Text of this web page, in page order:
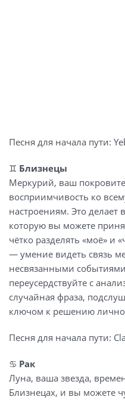
Песня для начала пути:
♊️ Близнецы
Меркурий, ваш
восприимчивость ко
настроениям. Это делает
которую вы можете
чётко разделять «моё» и
— умение видеть связь
несвязанными
переусердствуйте с
случайная фраза,
ключом к решению
Песня для начала пути:
♋️ Рак
Луна, ваша звезда,
Близнецах, и вы можете